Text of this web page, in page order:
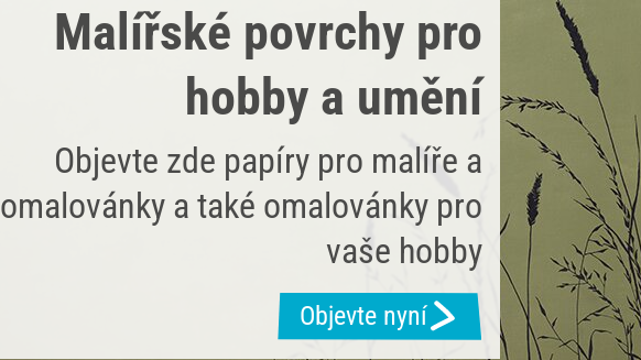
Malířské povrchy pro
hobby a umění
Objevte zde papíry pro malíře a
omalovánky a také omalovánky pro
vaše hobby
Objevte nyní